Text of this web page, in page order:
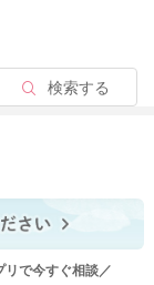
決まりでもい
り眠れていな
と、もう少し
もよいかもしれ
検索する
リで今すぐ相談／